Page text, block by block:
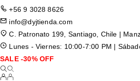
+56 9 3028 8626
info@dyjtienda.com
C. Patronato 199, Santiago, Chile |
Lunes - Viernes: 10:00-7:00 PM |
SALE -30% OFF